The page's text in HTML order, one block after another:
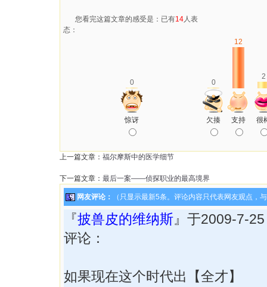
您看完这篇文章的感受是：已有14人表
态：
0 0
12
2
惊讶 欠揍 支持 很
上一篇文章： 福尔摩斯中的医学细节
下一篇文章： 最后一案——侦探职业的最高境界
网友评论： （只显示最新5条。评论内容只代表网友观点，
『披兽皮的维纳斯 』于2009-7-
评论：
如果现在这个时代出【全才】